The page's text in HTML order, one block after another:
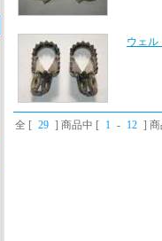
ウェ
全 [ 29 ] 商品中 [ 1 - 12 ] 商